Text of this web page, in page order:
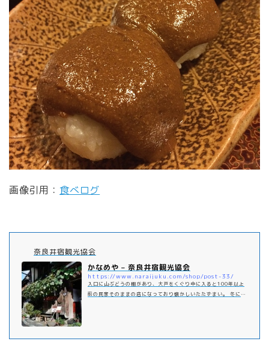
画像引用： 食べログ
奈良井宿観光協会
かなめや – 奈良井宿観光協会
https://www.naraijuku.com/shop/post-33/
入口に山ぶどうの棚があり、大戸をくぐり中に入ると100年以上
前の民家そのままの店になっており懐かしいたたずまい。 冬にな